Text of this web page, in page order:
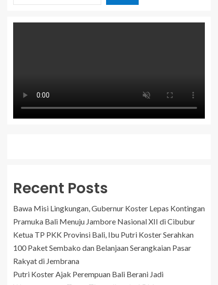
Recent Posts
Bawa Misi Lingkungan, Gubernur Koster Lepas Kontingan
Pramuka Bali Menuju Jambore Nasional XII di Cibubur
Ketua TP PKK Provinsi Bali, Ibu Putri Koster Serahkan
100 Paket Sembako dan Belanjaan Serangkaian Pasar
Rakyat di Jembrana
Putri Koster Ajak Perempuan Bali Berani Jadi